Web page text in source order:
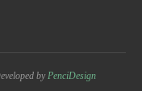
by PenciDesign